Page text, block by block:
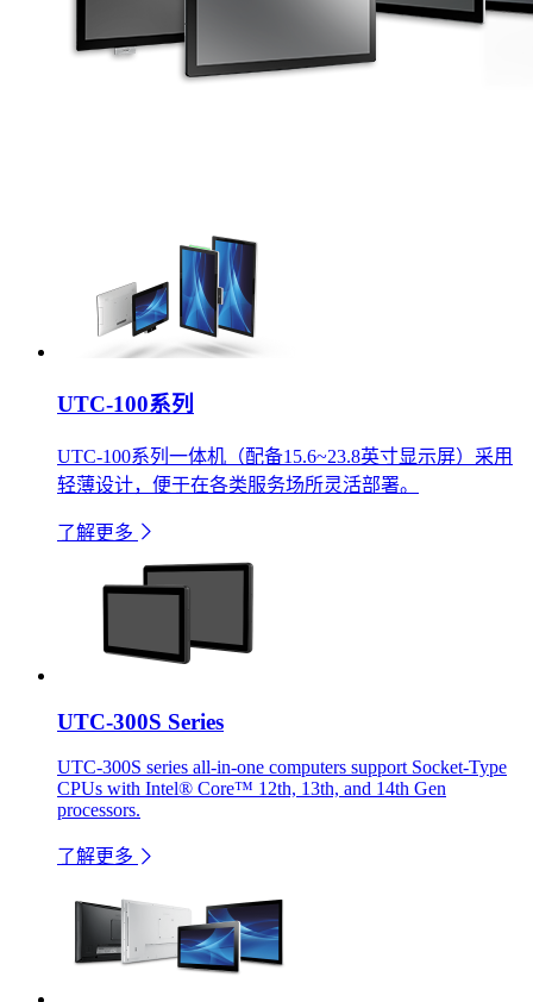
UTC-100系列
UTC-100系列一体机（配备15.6~23.8英寸显示屏）采用
轻薄设计，便于在各类服务场所灵活部署。
了解更多
UTC-300S Series
UTC-300S series all-in-one computers support Socket-Type
CPUs with Intel® Core™ 12th, 13th, and 14th Gen
processors.
了解更多